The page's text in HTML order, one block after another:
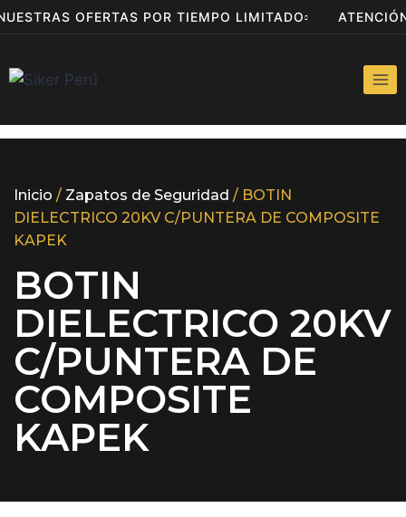
NUESTRAS OFERTAS POR TIEMPO LIMITADO
Inicio / Zapatos de Seguridad / BOTIN
DIELECTRICO 20KV C/PUNTERA DE COMPOSITE
KAPEK
BOTIN
DIELECTRICO 20KV
C/PUNTERA DE
COMPOSITE
KAPEK